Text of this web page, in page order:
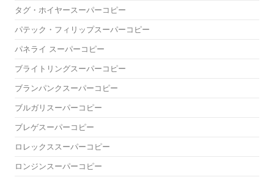
タグ・ホイヤースーパーコピー
パテック・フィリップスーパーコピー
パネライ スーパーコピー
ブライトリングスーパーコピー
ブランパンクスーパーコピー
ブルガリスーパーコピー
ブレゲスーパーコピー
ロレックススーパーコピー
ロンジンスーパーコピー